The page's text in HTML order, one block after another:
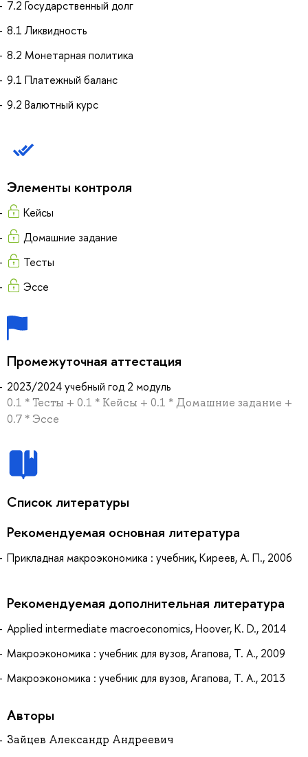
7.2 Государственный долг
8.1 Ликвидность
8.2 Монетарная политика
9.1 Платежный баланс
9.2 Валютный курс
Элементы контроля
Кейсы
Домашние задание
Тесты
Эссе
Промежуточная аттестация
2023/2024 учебный год 2 модуль
0.1 * Тесты + 0.1 * Кейсы + 0.1 * Домашние задание +
0.7 * Эссе
Список литературы
Рекомендуемая основная литература
Прикладная макроэкономика : учебник, Киреев, А. П., 2006
Рекомендуемая дополнительная литература
Applied intermediate macroeconomics, Hoover, K. D., 2014
Макроэкономика : учебник для вузов, Агапова, Т. А., 2009
Макроэкономика : учебник для вузов, Агапова, Т. А., 2013
Авторы
Зайцев Александр Андреевич